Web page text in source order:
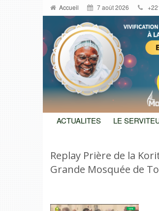
Accueil 7 août 2026
ACTUALITES LE
Replay Prière de la
Grande Mosquée de